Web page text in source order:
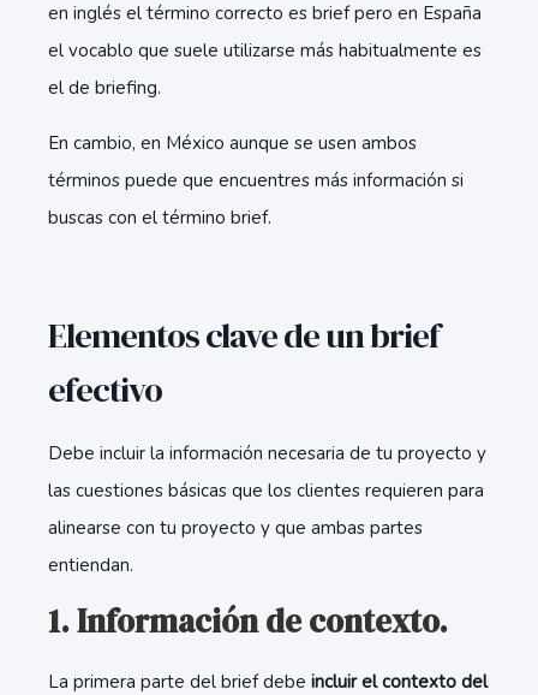
en inglés el término correcto es brief pero en España
el vocablo que suele utilizarse más habitualmente es
el de briefing.
En cambio, en México aunque se usen ambos
términos puede que encuentres más información si
buscas con el término brief.
Elementos clave de un brief
efectivo
Debe incluir la información necesaria de tu proyecto y
las cuestiones básicas que los clientes requieren para
alinearse con tu proyecto y que ambas partes
entiendan.
1. Información de contexto.
La primera parte del brief debe incluir el contexto del